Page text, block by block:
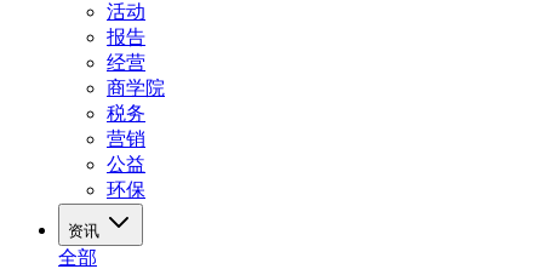
活动
报告
经营
商学院
税务
营销
公益
环保
资讯
全部